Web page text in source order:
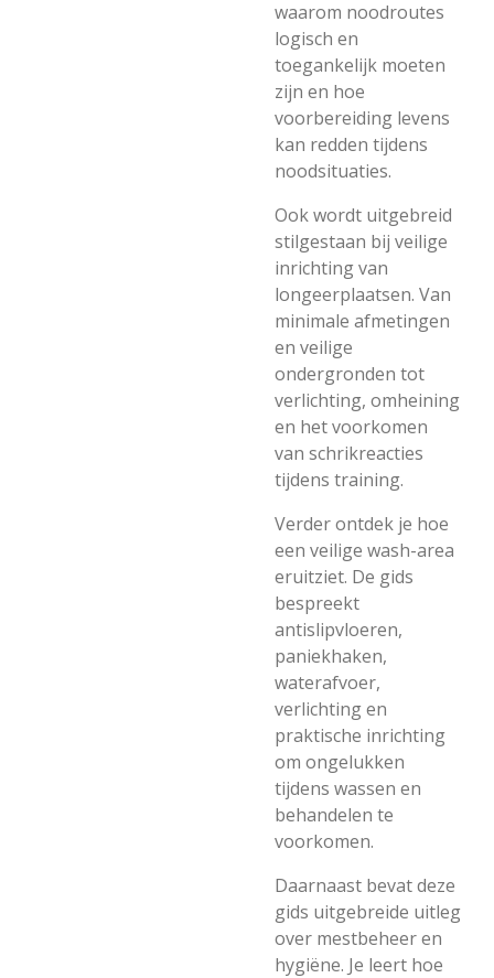
waarom noodroutes
logisch en
toegankelijk moeten
zijn en hoe
voorbereiding levens
kan redden tijdens
noodsituaties.
Ook wordt uitgebreid
stilgestaan bij veilige
inrichting van
longeerplaatsen. Van
minimale afmetingen
en veilige
ondergronden tot
verlichting, omheining
en het voorkomen
van schrikreacties
tijdens training.
Verder ontdek je hoe
een veilige wash-area
eruitziet. De gids
bespreekt
antislipvloeren,
paniekhaken,
waterafvoer,
verlichting en
praktische inrichting
om ongelukken
tijdens wassen en
behandelen te
voorkomen.
Daarnaast bevat deze
gids uitgebreide uitleg
over mestbeheer en
hygiëne. Je leert hoe